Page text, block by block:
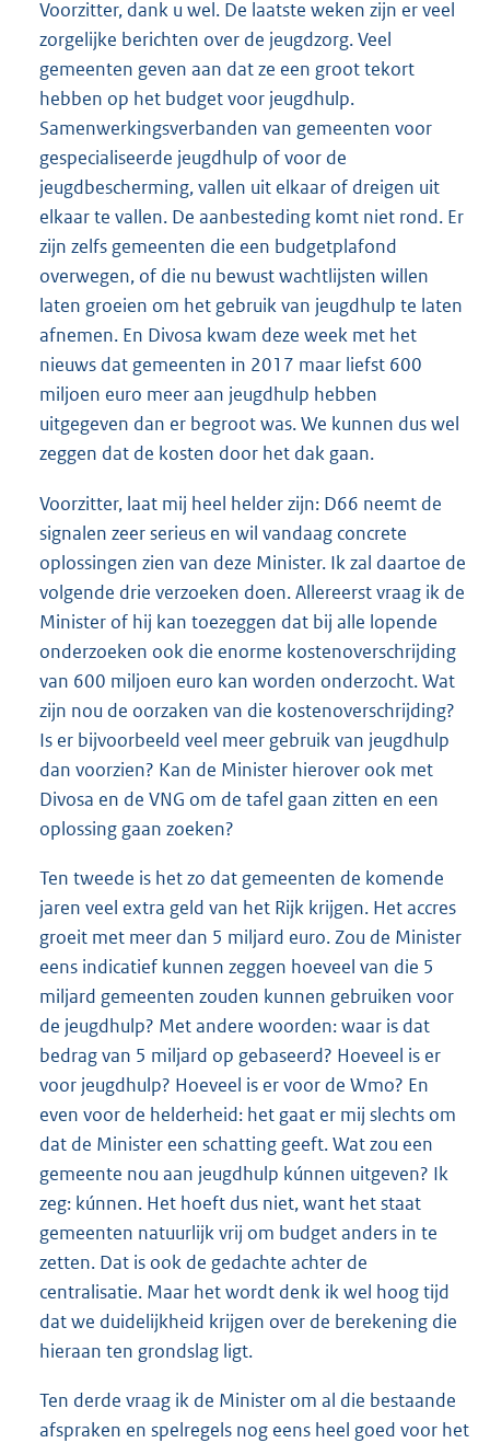
Voorzitter, dank u wel. De laatste weken zijn er veel
zorgelijke berichten over de jeugdzorg. Veel
gemeenten geven aan dat ze een groot tekort
hebben op het budget voor jeugdhulp.
Samenwerkingsverbanden van gemeenten voor
gespecialiseerde jeugdhulp of voor de
jeugdbescherming, vallen uit elkaar of dreigen uit
elkaar te vallen. De aanbesteding komt niet rond. Er
zijn zelfs gemeenten die een budgetplafond
overwegen, of die nu bewust wachtlijsten willen
laten groeien om het gebruik van jeugdhulp te laten
afnemen. En Divosa kwam deze week met het
nieuws dat gemeenten in 2017 maar liefst 600
miljoen euro meer aan jeugdhulp hebben
uitgegeven dan er begroot was. We kunnen dus wel
zeggen dat de kosten door het dak gaan.
Voorzitter, laat mij heel helder zijn: D66 neemt de
signalen zeer serieus en wil vandaag concrete
oplossingen zien van deze Minister. Ik zal daartoe de
volgende drie verzoeken doen. Allereerst vraag ik de
Minister of hij kan toezeggen dat bij alle lopende
onderzoeken ook die enorme kostenoverschrijding
van 600 miljoen euro kan worden onderzocht. Wat
zijn nou de oorzaken van die kostenoverschrijding?
Is er bijvoorbeeld veel meer gebruik van jeugdhulp
dan voorzien? Kan de Minister hierover ook met
Divosa en de VNG om de tafel gaan zitten en een
oplossing gaan zoeken?
Ten tweede is het zo dat gemeenten de komende
jaren veel extra geld van het Rijk krijgen. Het accres
groeit met meer dan 5 miljard euro. Zou de Minister
eens indicatief kunnen zeggen hoeveel van die 5
miljard gemeenten zouden kunnen gebruiken voor
de jeugdhulp? Met andere woorden: waar is dat
bedrag van 5 miljard op gebaseerd? Hoeveel is er
voor jeugdhulp? Hoeveel is er voor de Wmo? En
even voor de helderheid: het gaat er mij slechts om
dat de Minister een schatting geeft. Wat zou een
gemeente nou aan jeugdhulp kúnnen uitgeven? Ik
zeg: kúnnen. Het hoeft dus niet, want het staat
gemeenten natuurlijk vrij om budget anders in te
zetten. Dat is ook de gedachte achter de
centralisatie. Maar het wordt denk ik wel hoog tijd
dat we duidelijkheid krijgen over de berekening die
hieraan ten grondslag ligt.
Ten derde vraag ik de Minister om al die bestaande
afspraken en spelregels nog eens heel goed voor het